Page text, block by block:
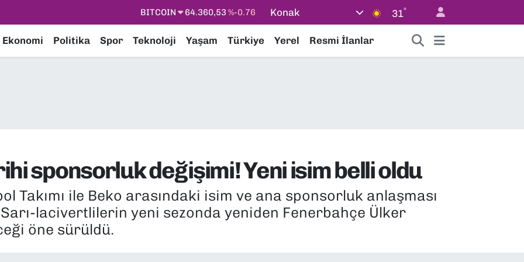
DOLAR 47,7069%0.17
STERLİN
64,1897%0.02
Konak 31°
Ekonomi Politika Spor Teknoloji Yaşam Türkiye Yerel Resmi İlanlar
sponsorluk değişimi! Yeni isim belli oldu
Takımı ile Beko arasındaki isim ve ana sponsorluk anlaşması
Sarı-lacivertlilerin yeni sezonda yeniden Fenerbahçe Ülker
öne sürüldü.